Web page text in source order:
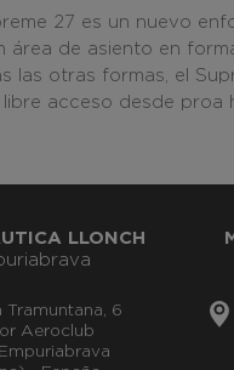
27 es un nuevo
área de asiento en
las otras formas, el
libre acceso desde proa
LLONCH
Tramuntana, 6
Aeroclub